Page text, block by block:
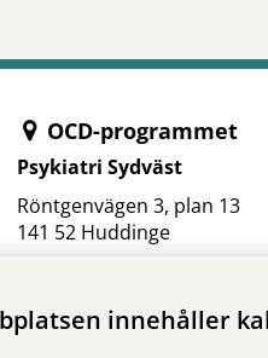
innehåller
OCD-programmet
Psykiatri Sydväst
Röntgenvägen 3, plan 13
141 52 Huddinge
Hitta hit